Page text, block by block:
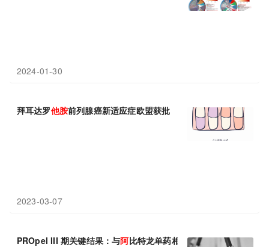
2024-01-30
拜耳达罗他胺前列腺癌新适应症欧盟获批
2023-03-07
PROpel III 期关键结果：与阿比特龙单药相比，奥拉帕利联合阿